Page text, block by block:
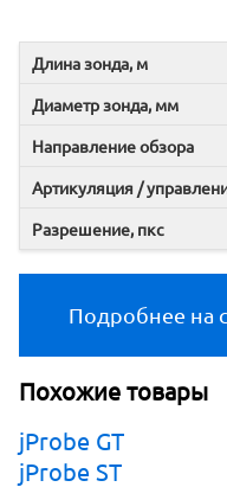
Длина зонда, м
Диаметр зонда, мм
Направление обзора
Артикуляция /
Разрешение, пкс
Подробнее на
Похожие товары
jProbe GT
jProbe ST